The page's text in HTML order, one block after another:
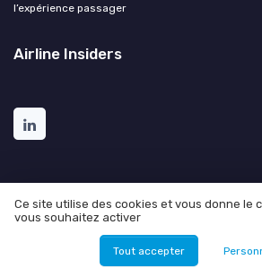
l’expérience passager
Airline Insiders
© Airline Insiders 2026
Ce site utilise des cookies et vous donne le
vous souhaitez activer
Tout accepter